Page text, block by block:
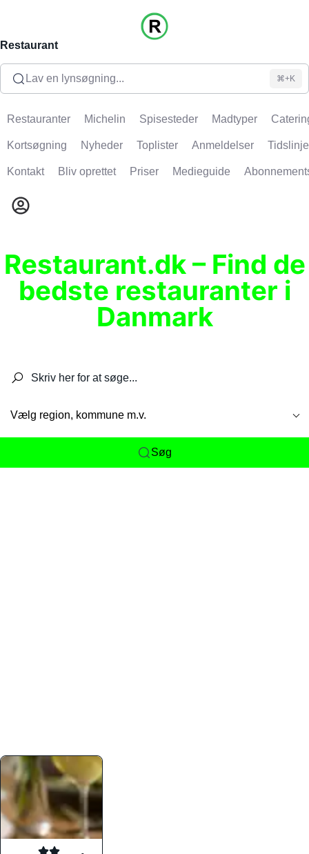
Restaurant
Lav en lynsøgning... ⌘+K
Restauranter Michelin Spisesteder Madtyper
Kortsøgning Nyheder Toplister Anmeldelser Tidslinje
Kontakt Bliv oprettet Priser Medieguide
Restaurant.dk – Find de
bedste restauranter i
Danmark
Vælg region, kommune m.v.
Søg